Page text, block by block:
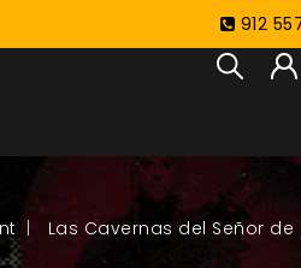
912
Las Cavernas del Señor